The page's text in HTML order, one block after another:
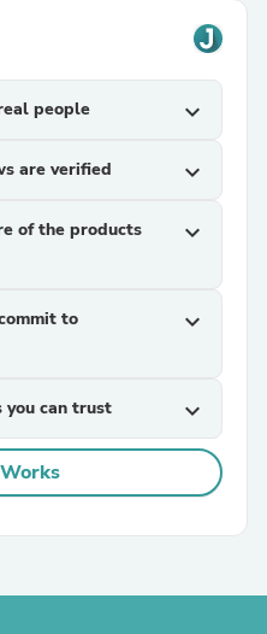
people expand_more
are verified expand_more
of the products
expand_more
to
expand_more
you can trust expand_more